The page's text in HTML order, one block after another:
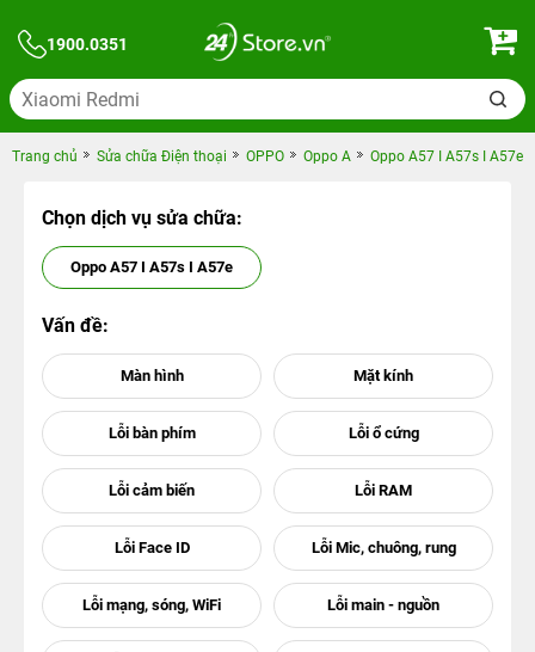
1900.0351
Trang chủ Sửa chữa Điện thoại OPPO Oppo A Oppo A57 I A57s I A57e
Chọn dịch vụ sửa chữa:
Oppo A57 I A57s I A57e
Vấn đề: